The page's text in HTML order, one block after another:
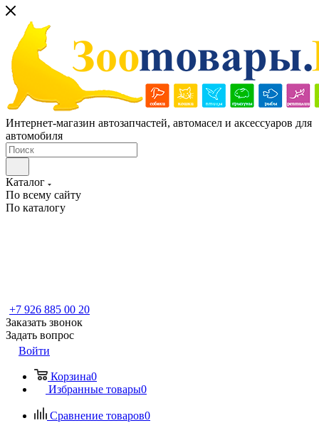
Интернет-магазин автозапчастей, автомасел и аксессуаров для
автомобиля
Каталог
По всему сайту
По каталогу
+7 926 885 00 20
Заказать звонок
Задать вопрос
Войти
Корзина0
Избранные товары0
Сравнение товаров0